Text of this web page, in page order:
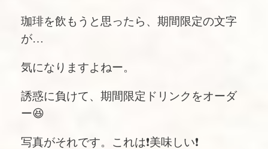
珈琲を飲もうと思ったら、期間限定の文字
が…
気になりますよねー。
誘惑に負けて、期間限定ドリンクをオーダ
ー😆
写真がそれです。これは❗️美味しい❗️